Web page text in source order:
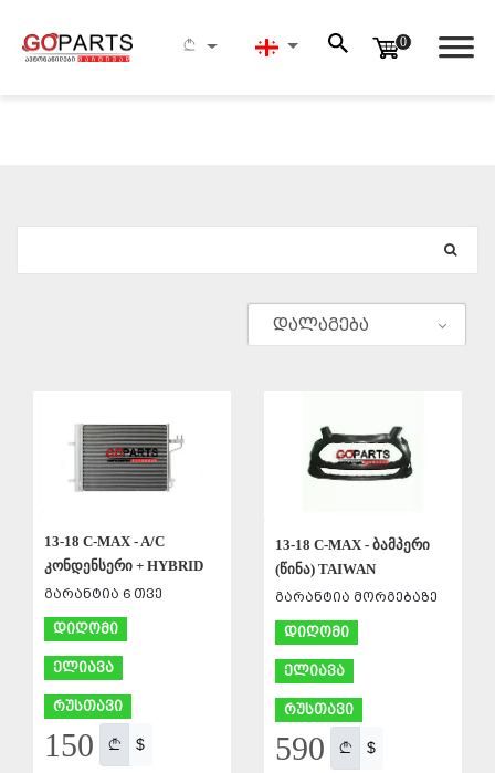
ᲫᲔᲑᲜᲐ
0
დალაგება
13-18 C-MAX - A/C
კონდენსერი + HYBRID
გარანტია 6 თვე
დიღომი
ელიავა
რუსთავი
150 $
13-18 C-MAX - ბამპერი
(წინა) TAIWAN
გარანტია მორგებაზე
დიღომი
ელიავა
რუსთავი
590 $